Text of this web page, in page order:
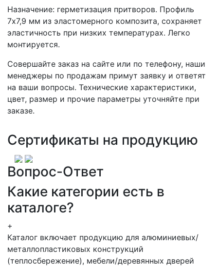
Назначение: герметизация притворов. Профиль
7х7,9 мм из эластомерного композита, сохраняет
эластичность при низких температурах. Легко
монтируется.
Совершайте заказ на сайте или по телефону, наши
менеджеры по продажам примут заявку и ответят
на ваши вопросы. Технические характеристики,
цвет, размер и прочие параметры уточняйте при
заказе.
Сертификаты на продукцию
Вопрос-Ответ
Какие категории есть в
каталоге?
+
Каталог включает продукцию для алюминиевых/
металлопластиковых конструкций
(теплосбережение), мебели/деревянных дверей